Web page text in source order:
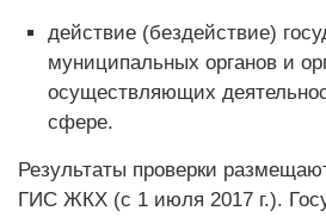
действие (бездействие)
муниципальных органов и
осуществляющих
сфере.
Результаты проверки
ГИС ЖКХ (с 1 июля 2017 г.).